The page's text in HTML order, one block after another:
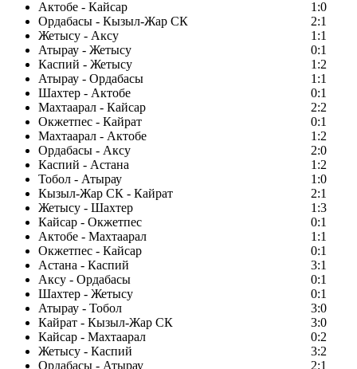
Актобе - Кайсар
1:0
Ордабасы - Кызыл-Жар СК
2:1
Жетысу - Аксу
1:1
Атырау - Жетысу
0:1
Каспий - Жетысу
1:2
Атырау - Ордабасы
1:1
Шахтер - Актобе
0:1
Махтаарал - Кайсар
2:2
Окжетпес - Кайрат
0:1
Махтаарал - Актобе
1:2
Ордабасы - Аксу
2:0
Каспий - Астана
1:2
Тобол - Атырау
1:0
Кызыл-Жар СК - Кайрат
2:1
Жетысу - Шахтер
1:3
Кайсар - Окжетпес
0:1
Актобе - Махтаарал
1:1
Окжетпес - Кайсар
0:1
Астана - Каспий
3:1
Аксу - Ордабасы
0:1
Шахтер - Жетысу
0:1
Атырау - Тобол
3:0
Кайрат - Кызыл-Жар СК
3:0
Кайсар - Махтаарал
0:2
Жетысу - Каспий
3:2
Ордабасы - Атырау
2:1